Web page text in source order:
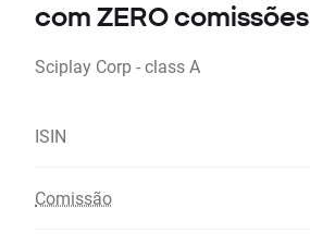
com ZERO comissões
Sciplay Corp - class A
ISIN
Comissão